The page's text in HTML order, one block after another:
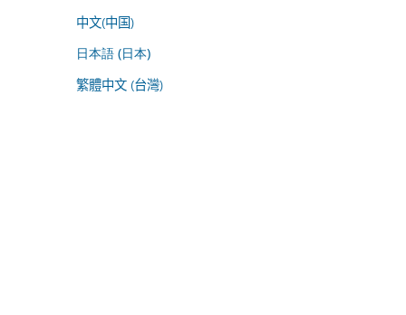
中文(中国)
日本語 (日本)
繁體中文 (台灣)